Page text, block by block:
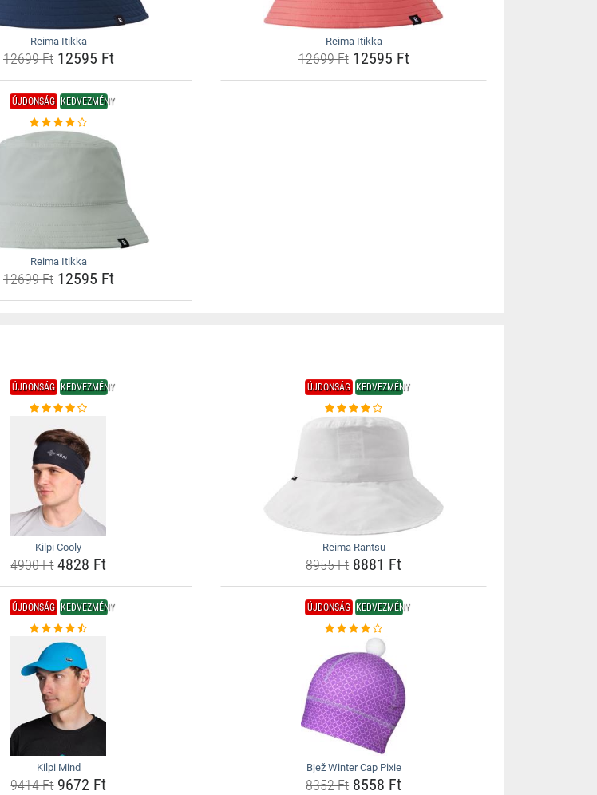
Reima Itikka
12699 Ft12595 Ft
Reima Itikka
12699 Ft12595 Ft
ÚJDONSÁG KEDVEZMÉNY
Reima Itikka
12699 Ft12595 Ft
ÚJDONSÁG KEDVEZMÉNY
Kilpi Cooly
4900 Ft4828 Ft
ÚJDONSÁG KEDVEZMÉNY
Reima Rantsu
8955 Ft 8881 Ft
ÚJDONSÁG KEDVEZMÉNY
Kilpi Mind
9414 Ft9672 Ft
ÚJDONSÁG KEDVEZMÉNY
Bjež Winter Cap Pixie
8352 Ft 8558 Ft